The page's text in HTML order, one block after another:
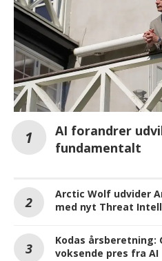
AI forandrer
fundamentalt
Arctic Wolf udvider
med nyt Threat
Kodas årsberetning:
voksende pres fra AI